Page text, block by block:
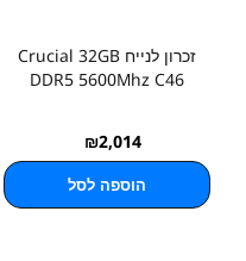
זכרון לנייח Crucial 32GB
DDR5 5600Mhz C46
₪2,014
הוספה לסל